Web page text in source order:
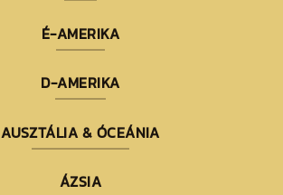
É-AMERIKA
D-AMERIKA
AUSZTÁLIA & ÓCEÁNIA
ÁZSIA